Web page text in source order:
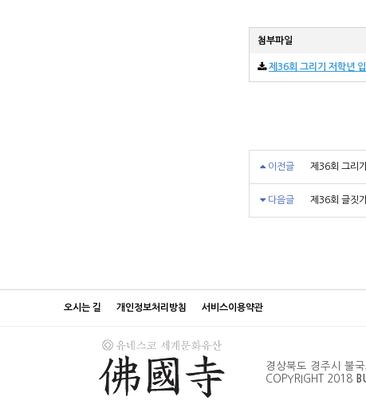
첨부파일
제36회 그리기 저학년
이전글 제36회 그리
다음글 제36회 글짓
오시는 길 개인정보처리방침 서비스이용약관
경상북도 경주시 불
COPYRIGHT 2018